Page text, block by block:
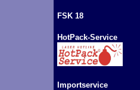
FSK 18
HotPack-Service
Importservice